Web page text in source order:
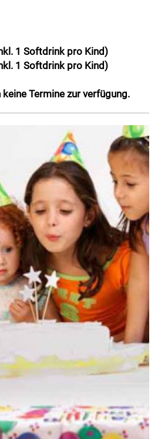
1 Softdrink pro Kind)
1 Softdrink pro Kind)
Termine zur verfügung.